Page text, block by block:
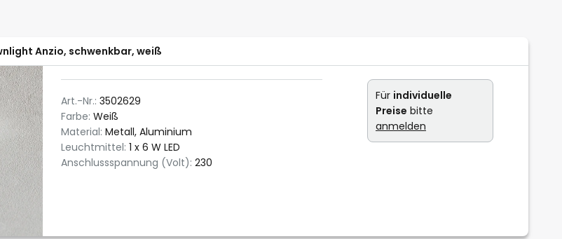
Anzio, schwenkbar, weiß
Art.-Nr.: 3502629
Farbe: Weiß
Material: Metall, Aluminium
Leuchtmittel: 1 x 6 W LED
Anschlussspannung (Volt): 230
Für individuelle
Preise bitte
anmelden